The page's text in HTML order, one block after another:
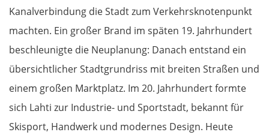
Kanalverbindung die Stadt zum Verkehrsknotenpunkt
machten. Ein großer Brand im späten 19. Jahrhundert
beschleunigte die Neuplanung: Danach entstand ein
übersichtlicher Stadtgrundriss mit breiten Straßen und
einem großen Marktplatz. Im 20. Jahrhundert formte
sich Lahti zur Industrie- und Sportstadt, bekannt für
Skisport, Handwerk und modernes Design. Heute
Salacgrīva
Jelgava
Bauska